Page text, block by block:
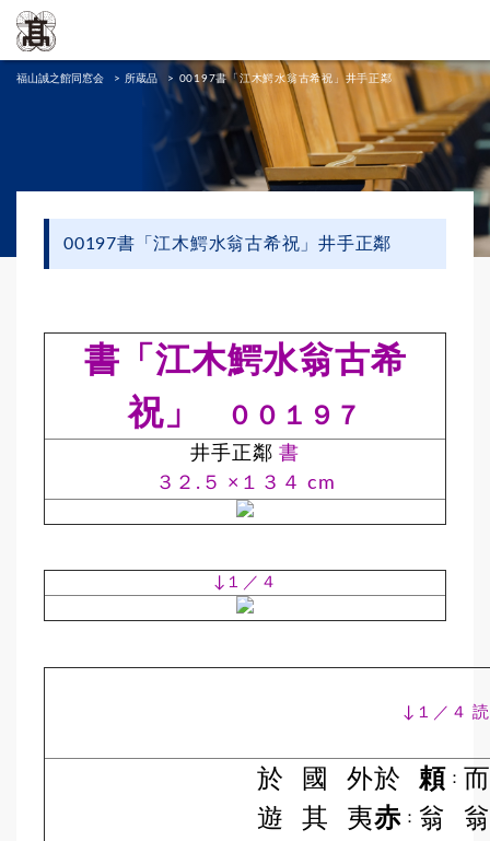
福山誠之館同窓会 > 所蔵品 > 00197書「江木鰐水翁古希祝」井手正鄰
00197書「江木鰐水翁古希祝」井手正鄰
書「江木鰐水翁古希
祝」
００１９７
井手正鄰 書
３２.５ ×１３４ cm
↓１／４
↓１／４
於
遊
國
其
外
夷
於
赤 ：
頼 ：
翁
而
翁